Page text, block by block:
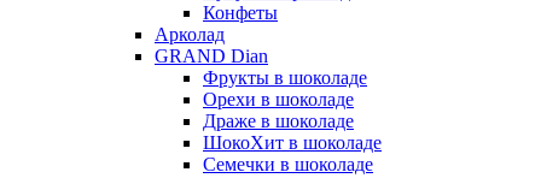
Конфеты
Арколад
GRAND Dian
Фрукты в шоколаде
Орехи в шоколаде
Драже в шоколаде
ШокоХит в шоколаде
Семечки в шоколаде